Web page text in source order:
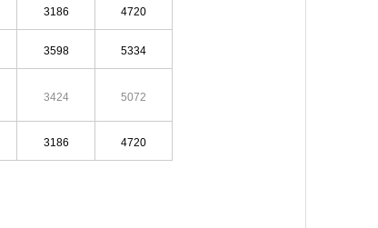
3186 4720
3598 5334
3424 5072
3186 4720